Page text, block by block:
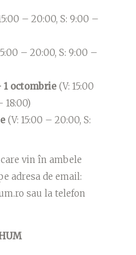
– 20:00, S: 9:00 –
– 20:00, S: 9:00 –
octombrie (V: 15:00
18:00)
(V: 15:00 – 20:00, S:
vin în ambele
adresa de email:
sau la telefon